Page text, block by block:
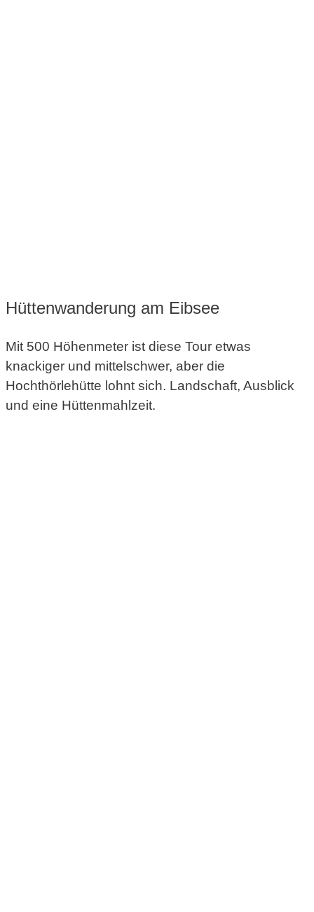
Hüttenwanderung am Eibsee
Mit 500 Höhenmeter ist diese Tour etwas
knackiger und mittelschwer, aber die
Hochthörlehütte lohnt sich. Landschaft, Ausblick
und eine Hüttenmahlzeit.